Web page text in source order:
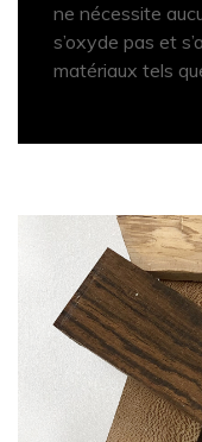
ne nécessite
s’oxyde pas et
matériaux tels